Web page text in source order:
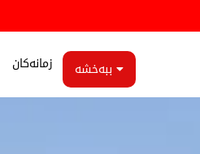
زمانەکان ببەخشە